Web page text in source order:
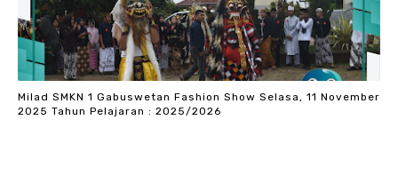
Milad SMKN 1 Gabuswetan Fashion Show Selasa, 11 November
2025 Tahun Pelajaran : 2025/2026